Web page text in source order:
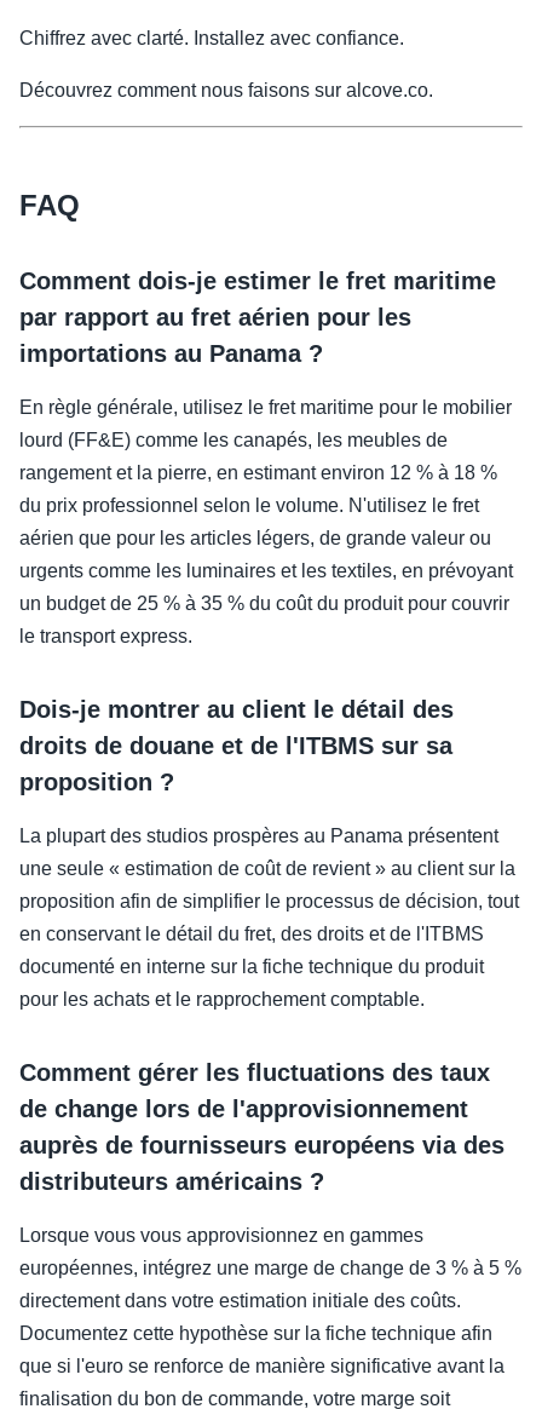
Chiffrez avec clarté. Installez avec confiance.
Découvrez comment nous faisons sur alcove.co.
FAQ
Comment dois-je estimer le fret maritime
par rapport au fret aérien pour les
importations au Panama ?
En règle générale, utilisez le fret maritime pour le mobilier
lourd (FF&E) comme les canapés, les meubles de
rangement et la pierre, en estimant environ 12 % à 18 %
du prix professionnel selon le volume. N'utilisez le fret
aérien que pour les articles légers, de grande valeur ou
urgents comme les luminaires et les textiles, en prévoyant
un budget de 25 % à 35 % du coût du produit pour couvrir
le transport express.
Dois-je montrer au client le détail des
droits de douane et de l'ITBMS sur sa
proposition ?
La plupart des studios prospères au Panama présentent
une seule « estimation de coût de revient » au client sur la
proposition afin de simplifier le processus de décision, tout
en conservant le détail du fret, des droits et de l'ITBMS
documenté en interne sur la fiche technique du produit
pour les achats et le rapprochement comptable.
Comment gérer les fluctuations des taux
de change lors de l'approvisionnement
auprès de fournisseurs européens via des
distributeurs américains ?
Lorsque vous vous approvisionnez en gammes
européennes, intégrez une marge de change de 3 % à 5 %
directement dans votre estimation initiale des coûts.
Documentez cette hypothèse sur la fiche technique afin
que si l'euro se renforce de manière significative avant la
finalisation du bon de commande, votre marge soit